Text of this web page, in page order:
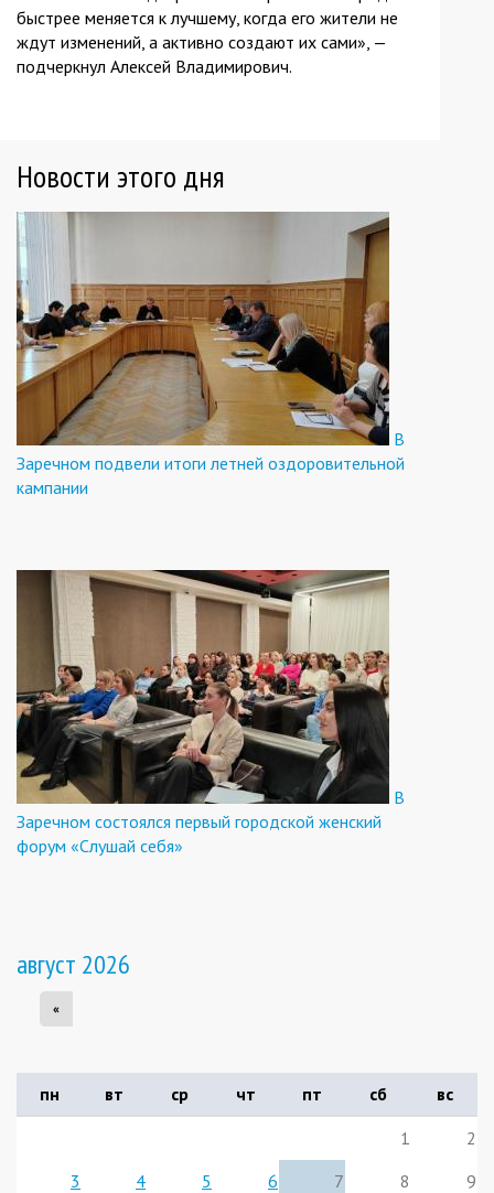
быстрее меняется к лучшему, когда его жители не
ждут изменений, а активно создают их сами», —
подчеркнул Алексей Владимирович.
Новости этого дня
В
Заречном подвели итоги летней оздоровительной
кампании
В
Заречном состоялся первый городской женский
форум «Слушай себя»
август 2026
«
пн вт ср чт пт сб
вс
1
2
3
4 5 6 7 8
9